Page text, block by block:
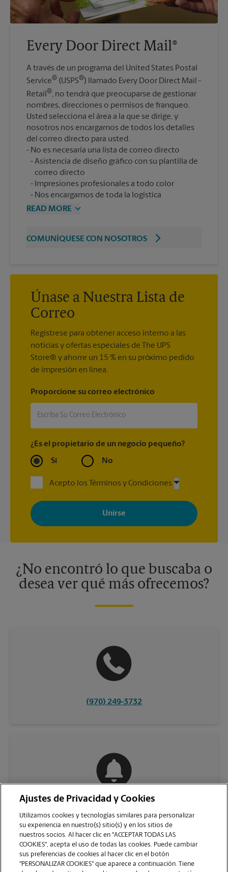
Every Door Direct Mail®
A través de un programa del United States Postal
Service® (USPS®) llamado Every Door Direct Mail -
Retail ®, no tendrá que preocuparse de gestionar
nombres, direcciones o permisos de franqueo.
Usted selecciona el área a la que se dirige, y
nosotros nos encargamos de todos los detalles
del correo directo para usted.
Asistencia de diseño gráfico con su plantilla de
correo directo
Impresiones profesionales a todo color
Nos encargamos de toda la logística
READ MORE
COMUNÍQUESE CON NOSOTROS
Únase a Nuestra Lista de
Correo
Regístrese para obtener acceso interno a las
noticias y ofertas especiales de The UPS
Store® y ahorre un 15 % en su próximo pedido
de impresión en línea.
Proporcione su correo electrónico
¿Es el propietario de un negocio pequeño?
Sí No
Acepto los Términos y Condiciones
Al registrarse, acepta recibir correos electrónicos de The UPS
Store con noticias, ofertas especiales, promociones y mensajes
adaptados a sus intereses. Puede darse de baja en cualquier
momento. Para más información, consulte nuestra política de
¿No encontró lo que buscaba o
desea ver qué más ofrecemos?
(970) 249-3732
Ajustes de Privacidad y Cookies
Utilizamos cookies y tecnologías similares para personalizar
su experiencia en nuestro(s) sitio(s) y en los sitios de
nuestros socios. Al hacer clic en "ACCEPTAR TODAS LAS
COOKIES", acepta el uso de todas las cookies. Puede cambiar
sus preferencias de cookies al hacer clic en el botón
"PERSONALIZAR COOKIES" que aparece a continuación. Tiene